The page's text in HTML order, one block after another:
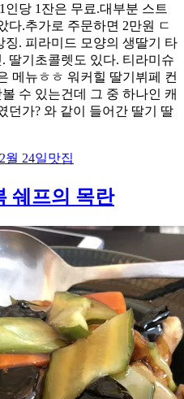
당 1잔은 무료.대부분 스트
다.추가로 주문하면 2만원 ㄷ
징. 피라미드 모양의 생딸기 타
딸기초콜렛도 있다. 티라미슈
메뉴ㅎㅎ 워커힐 딸기뷔페 컨
수 있는건데 그 중 하나인 캐
던가? 와 같이 들어간 딸기 딸
월 24일카
고
리
맛집
쉐프의 목란